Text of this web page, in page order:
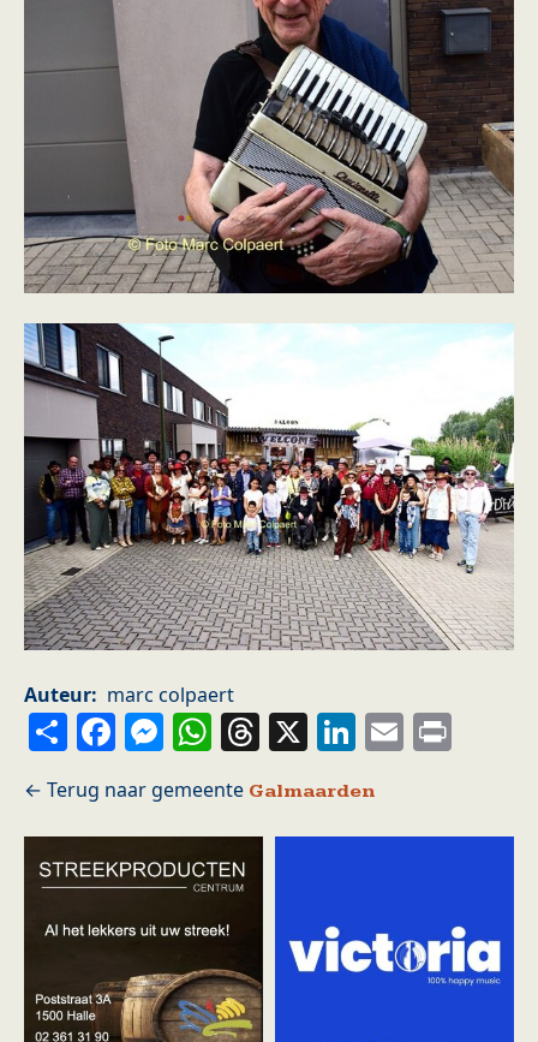
Auteur marc colpaert
ShareFacebook
Messenger
WhatsApp
Threads
X LinkedIn
Email
Galmaarden